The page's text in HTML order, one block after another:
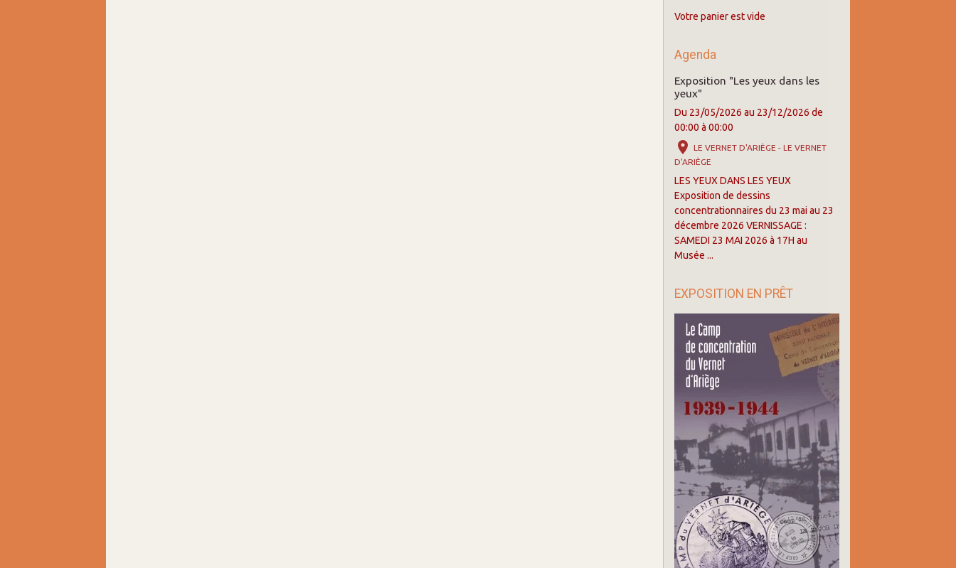
Votre panier est vide
Agenda
Exposition "Les yeux dans les
yeux"
Du 23/05/2026 au 23/12/2026 de
00:00 à 00:00
LE VERNET D'ARIÈGE - LE VERNET
D'ARIÈGE
LES YEUX DANS LES YEUX
Exposition de dessins
concentrationnaires du 23 mai au 23
décembre 2026 VERNISSAGE :
SAMEDI 23 MAI 2026 à 17H au
Musée ...
EXPOSITION EN PRÊT